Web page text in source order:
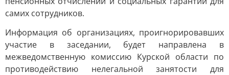
самих сотрудников.
Информация об организациях, проигнорировавших
участие в заседании, будет направлена в
межведомственную комиссию Курской области по
противодействию нелегальной занятости для